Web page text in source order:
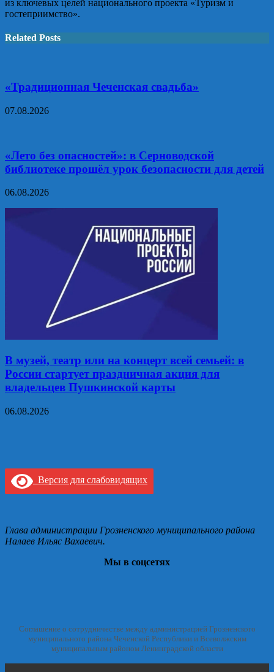
из ключевых целей национального проекта «Туризм и
гостеприимство».
Related Posts
«Традиционная Чеченская свадьба»
07.08.2026
«Лето без опасностей»: в Серноводской
библиотеке прошёл урок безопасности для детей
06.08.2026
В музей, театр или на концерт всей семьей: в
России стартует праздничная акция для
владельцев Пушкинской карты
06.08.2026
Версия для слабовидящих
Глава администрации Грозненского муниципального района
Налаев Ильяс Вахаевич.
Мы в соцсетях
Соглашение о сотрудничестве между администрацией Грозненского
муниципального района Чеченской Республики и Всеволжским
муниципальным районом Ленинградской области